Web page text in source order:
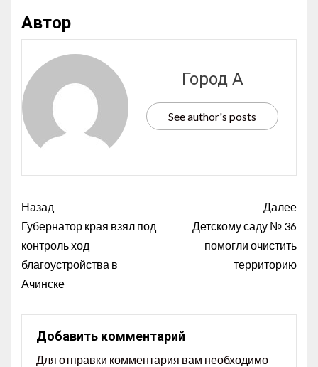
Автор
Город А
See author's posts
Назад
Губернатор края взял под
контроль ход
благоустройства в
Ачинске
Далее
Детскому саду № 36
помогли очистить
территорию
Добавить комментарий
Для отправки комментария вам необходимо